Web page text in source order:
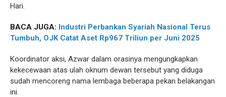
Hari.
BACA JUGA: Industri Perbankan Syariah Nasional Terus
Tumbuh, OJK Catat Aset Rp967 Triliun per Juni 2025
Koordinator aksi, Azwar dalam orasinya mengungkapkan
kekecewaan atas ulah oknum dewan tersebut yang diduga
sudah mencoreng nama lembaga beberapa pekan belakangan
ini.